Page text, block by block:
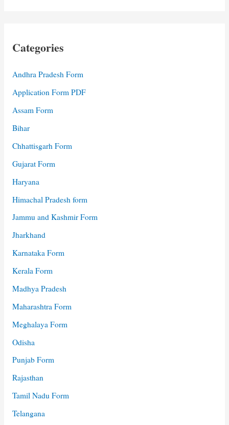
Categories
Andhra Pradesh Form
Application Form PDF
Assam Form
Bihar
Chhattisgarh Form
Gujarat Form
Haryana
Himachal Pradesh form
Jammu and Kashmir Form
Jharkhand
Karnataka Form
Kerala Form
Madhya Pradesh
Maharashtra Form
Meghalaya Form
Odisha
Punjab Form
Rajasthan
Tamil Nadu Form
Telangana